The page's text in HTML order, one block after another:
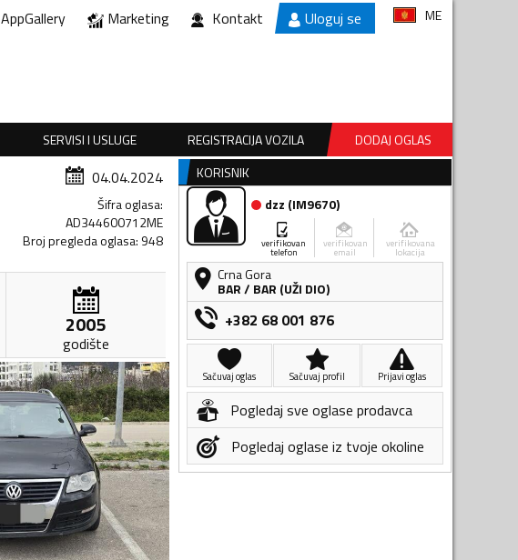
AppGallery Marketing Kontakt Uloguj se ME
SERVISI I USLUGE REGISTRACIJA VOZILA
DODAJ OGLAS
04.04.2024
Šifra oglasa:
AD344600712ME
Broj pregleda oglasa: 948
2005
godište
KORISNIK
dzz (IM9670)
verifikovan
telefon
verifikovan
email
verifikovana
lokacija
Crna Gora
BAR/ BAR (UŽI DIO)
+382 68 001 876
Sačuvaj oglas Sačuvaj profil Prijavi oglas
Pogledaj sve oglase prodavca
Pogledaj oglase iz tvoje okoline